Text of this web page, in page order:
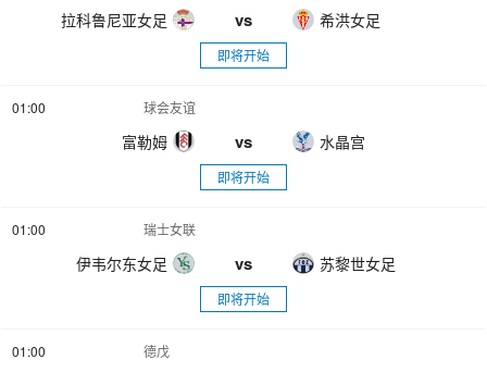
拉科鲁尼亚女足 vs 希洪女足
即将开始
01:00 球会友谊
富勒姆 vs 水晶宫
即将开始
01:00 瑞士女联
伊韦尔东女足 vs 苏黎世女足
即将开始
01:00 德戊